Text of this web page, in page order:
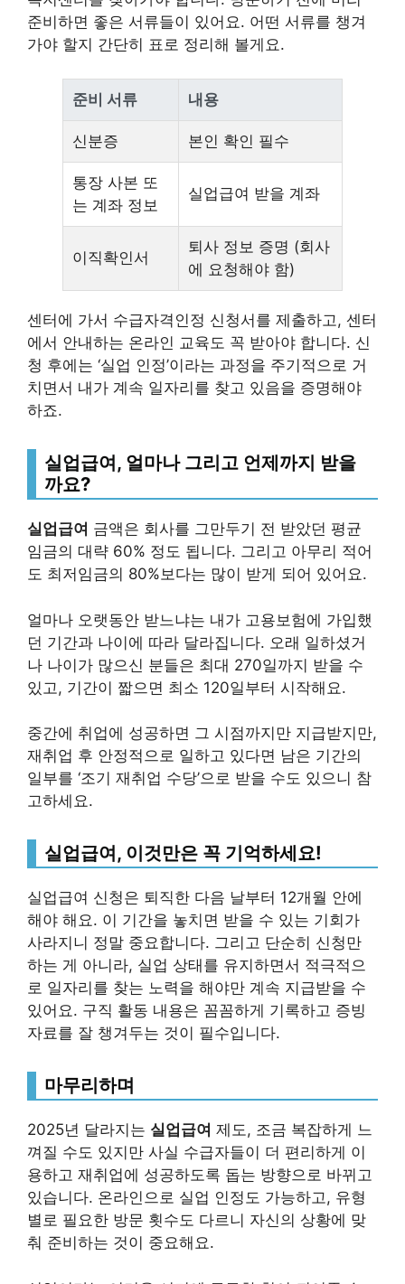
준비하면 좋은 서류들이 있어요. 어떤 서류를 챙겨
가야 할지 간단히 표로 정리해 볼게요.
준비 서류 내용
신분증 본인 확인 필수
통장 사본 또
는 계좌 정보
실업급여 받을 계좌
이직확인서
퇴사 정보 증명 (회사
에 요청해야 함)
센터에 가서 수급자격인정 신청서를 제출하고, 센터
에서 안내하는 온라인 교육도 꼭 받아야 합니다. 신
청 후에는 ‘실업 인정’이라는 과정을 주기적으로 거
치면서 내가 계속 일자리를 찾고 있음을 증명해야
하죠.
실업급여, 얼마나 그리고 언제까지 받을
까요?
실업급여 금액은 회사를 그만두기 전 받았던 평균
임금의 대략 60% 정도 됩니다. 그리고 아무리 적어
도 최저임금의 80%보다는 많이 받게 되어 있어요.
얼마나 오랫동안 받느냐는 내가 고용보험에 가입했
던 기간과 나이에 따라 달라집니다. 오래 일하셨거
나 나이가 많으신 분들은 최대 270일까지 받을 수
있고, 기간이 짧으면 최소 120일부터 시작해요.
중간에 취업에 성공하면 그 시점까지만 지급받지만,
재취업 후 안정적으로 일하고 있다면 남은 기간의
일부를 ‘조기 재취업 수당’으로 받을 수도 있으니 참
고하세요.
실업급여, 이것만은 꼭 기억하세요!
실업급여 신청은 퇴직한 다음 날부터 12개월 안에
해야 해요. 이 기간을 놓치면 받을 수 있는 기회가
사라지니 정말 중요합니다. 그리고 단순히 신청만
하는 게 아니라, 실업 상태를 유지하면서 적극적으
로 일자리를 찾는 노력을 해야만 계속 지급받을 수
있어요. 구직 활동 내용은 꼼꼼하게 기록하고 증빙
자료를 잘 챙겨두는 것이 필수입니다.
마무리하며
2025년 달라지는 실업급여 제도, 조금 복잡하게 느
껴질 수도 있지만 사실 수급자들이 더 편리하게 이
용하고 재취업에 성공하도록 돕는 방향으로 바뀌고
있습니다. 온라인으로 실업 인정도 가능하고, 유형
별로 필요한 방문 횟수도 다르니 자신의 상황에 맞
춰 준비하는 것이 중요해요.